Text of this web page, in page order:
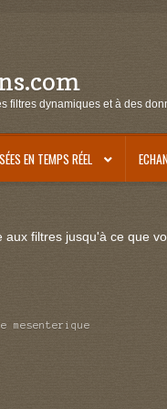
filtres dynamiques et à des
EN TEMPS RÉEL
filtres jusqu'à ce que
mesenterique